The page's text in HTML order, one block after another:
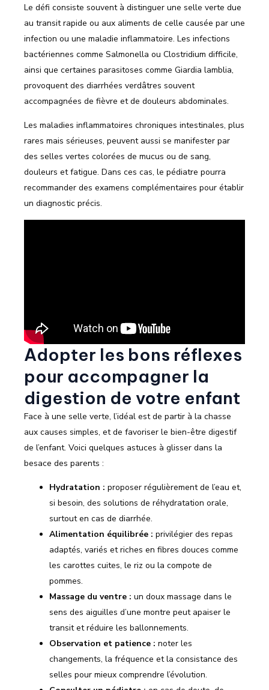
Le défi consiste souvent à distinguer une selle verte due
au transit rapide ou aux aliments de celle causée par une
infection ou une maladie inflammatoire. Les infections
bactériennes comme Salmonella ou Clostridium difficile,
ainsi que certaines parasitoses comme Giardia lamblia,
provoquent des diarrhées verdâtres souvent
accompagnées de fièvre et de douleurs abdominales.
Les maladies inflammatoires chroniques intestinales, plus
rares mais sérieuses, peuvent aussi se manifester par
des selles vertes colorées de mucus ou de sang,
douleurs et fatigue. Dans ces cas, le pédiatre pourra
recommander des examens complémentaires pour établir
un diagnostic précis.
Adopter les bons réflexes
pour accompagner la
digestion de votre enfant
Face à une selle verte, l’idéal est de partir à la chasse
aux causes simples, et de favoriser le bien-être digestif
de l’enfant. Voici quelques astuces à glisser dans la
besace des parents :
Hydratation : proposer régulièrement de l’eau et,
si besoin, des solutions de réhydratation orale,
surtout en cas de diarrhée.
Alimentation équilibrée : privilégier des repas
adaptés, variés et riches en fibres douces comme
les carottes cuites, le riz ou la compote de
pommes.
Massage du ventre : un doux massage dans le
sens des aiguilles d’une montre peut apaiser le
transit et réduire les ballonnements.
Observation et patience : noter les
changements, la fréquence et la consistance des
selles pour mieux comprendre l’évolution.